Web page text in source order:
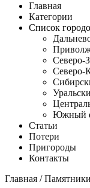
Главная
Категории
Список
Северо-
Северо-
Южный
Статьи
Потери
Пригороды
Контакты
Главная /Памятники